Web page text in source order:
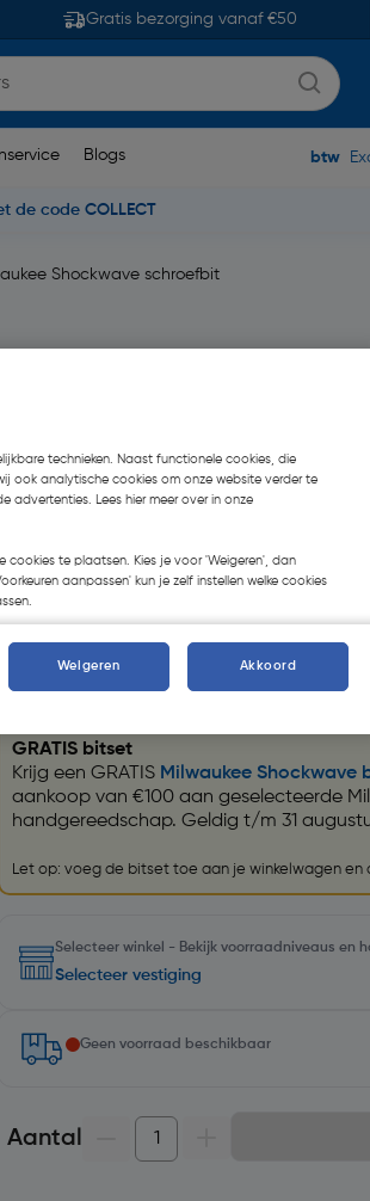
Gratis bezorging vanaf €50
Blogs btw
de code COLLECT
Shockwave schroefbit
1,52
1,36 | Excl. btw € 1,12
productvariant(56)
GRATIS bitset
Krijg een GRATIS Milwaukee Shockwave
aankoop van €100 aan geselecteerde
handgereedschap. Geldig t/m 31
Let op: voeg de bitset toe aan je winkelwagen
Selecteer winkel - Bekijk voorraadniveaus en
Selecteer vestiging
Geen voorraad beschikbaar
Aantal
technieken. Naast functionele cookies, die
ook analytische cookies om onze website verder te
advertenties. Lees hier meer over in onze
cookies te plaatsen. Kies je voor 'Weigeren', dan
aanpassen' kun je zelf instellen welke cookies
Weigeren Akkoord